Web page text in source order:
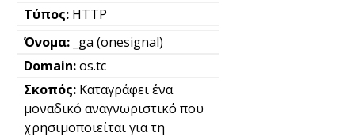
HTTP
_ga (onesignal)
os.tc
Καταγράφει ένα
μοναδικό αναγνωριστικό που
χρησιμοποιείται για τη